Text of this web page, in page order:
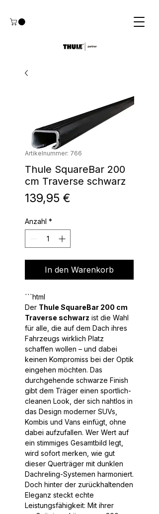
Artikelnummer: 766
Thule SquareBar 200
cm Traverse schwarz
139,95 €
Anzahl *
In den Warenkorb
```html
Der Thule SquareBar 200 cm
Traverse schwarz ist die Wahl
für alle, die auf dem Dach ihres
Fahrzeugs wirklich Platz
schaffen wollen – und dabei
keinen Kompromiss bei der Optik
eingehen möchten. Das
durchgehende schwarze Finish
gibt dem Träger einen sportlich-
cleanen Look, der sich nahtlos in
das Design moderner SUVs,
Kombis und Vans einfügt, ohne
dabei aufzufallen. Wer Wert auf
ein stimmiges Gesamtbild legt,
wird sofort merken, wie gut
dieser Querträger mit dunklen
Dachreling-Systemen harmoniert.
Doch hinter der zurückhaltenden
Eleganz steckt echte
Leistungsfähigkeit: Mit ihrer